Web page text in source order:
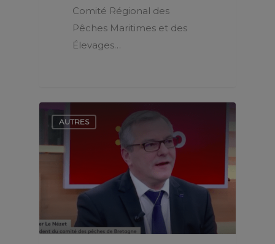
Comité Régional des
Pêches Maritimes et des
Élevages…
AUTRES